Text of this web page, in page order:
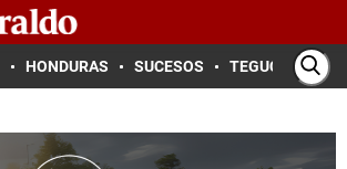
HONDURAS SUCESOS TEGUCIGALPA